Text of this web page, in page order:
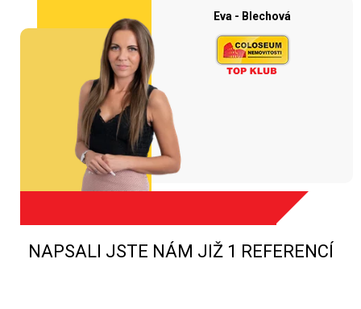
Eva - Blechová
NAPSALI JSTE NÁM JIŽ 1 REFERENCÍ